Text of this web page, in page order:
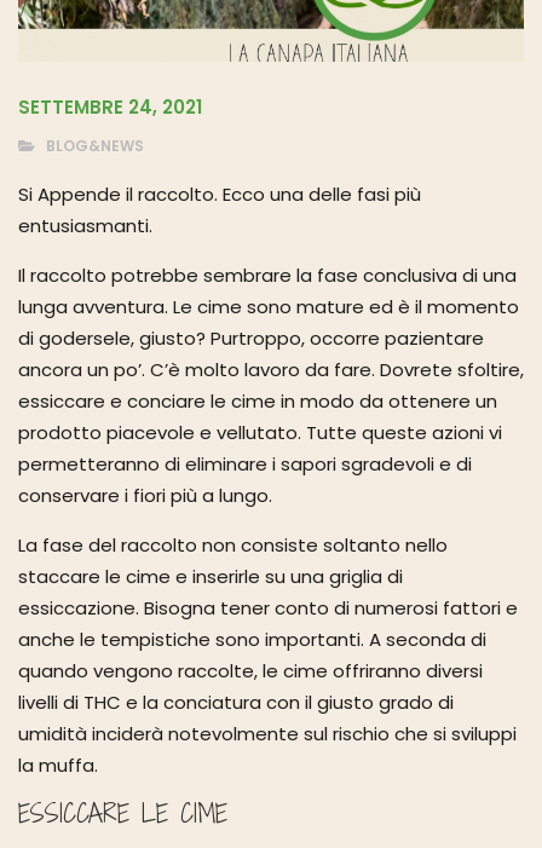
SETTEMBRE 24, 2021
BLOG&NEWS
Si Appende il raccolto. Ecco una delle fasi più
entusiasmanti.
Il raccolto potrebbe sembrare la fase conclusiva di una
lunga avventura. Le cime sono mature ed è il momento
di godersele, giusto? Purtroppo, occorre pazientare
ancora un po’. C’è molto lavoro da fare. Dovrete sfoltire,
essiccare e conciare le cime in modo da ottenere un
prodotto piacevole e vellutato. Tutte queste azioni vi
permetteranno di eliminare i sapori sgradevoli e di
conservare i fiori più a lungo.
La fase del raccolto non consiste soltanto nello
staccare le cime e inserirle su una griglia di
essiccazione. Bisogna tener conto di numerosi fattori e
anche le tempistiche sono importanti. A seconda di
quando vengono raccolte, le cime offriranno diversi
livelli di THC e la conciatura con il giusto grado di
umidità inciderà notevolmente sul rischio che si sviluppi
la muffa.
ESSICCARE LE CIME